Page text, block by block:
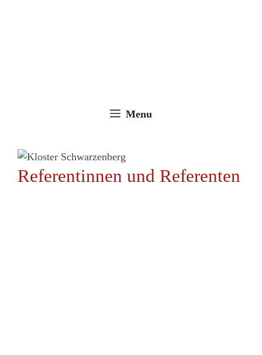
Menu
Referentinnen und Referenten